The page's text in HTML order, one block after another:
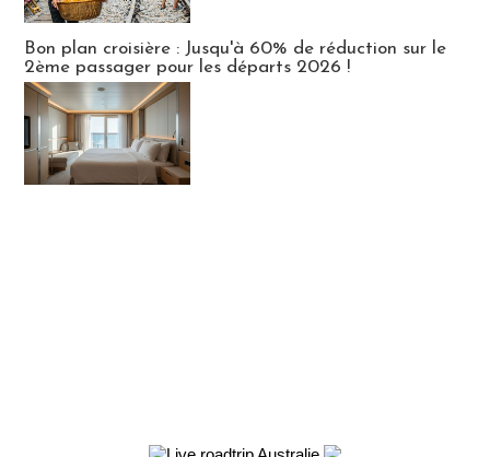
Bon plan croisière : Jusqu'à 60% de réduction sur le
2ème passager pour les départs 2026 !